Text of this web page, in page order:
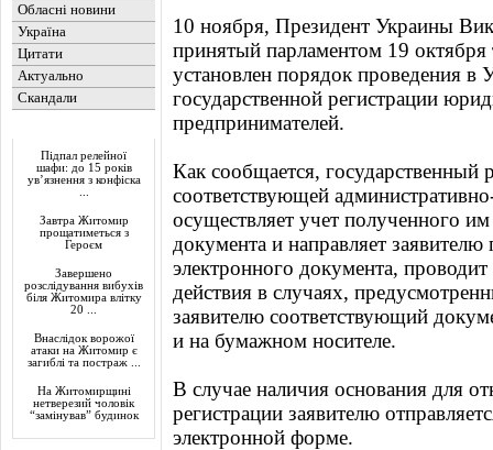
Обласні новини
Україна
Цитати
Актуально
Скандали
Підпал релейної
шафи: до 15 років
ув’язнення з конфіска
Завтра Житомир
прощатиметься з
Героєм
Завершено
розслідування вибухів
біля Житомира влітку
20 ...
Внаслідок ворожої
атаки на Житомир є
загиблі та постраж ...
На Житомирщині
нетверезий чоловік
“замінував” будинок
10 ноября, Президент Украины
принятый парламентом 19
установлен порядок проведения в
государственной регистрации
предпринимателей.
Как сообщается, государственный
соответствующей
осуществляет учет полученного
документа и направляет
электронного документа,
действия в случаях,
заявителю соответствующий
и на бумажном носителе.
В случае наличия основания для
регистрации заявителю
электронной форме.